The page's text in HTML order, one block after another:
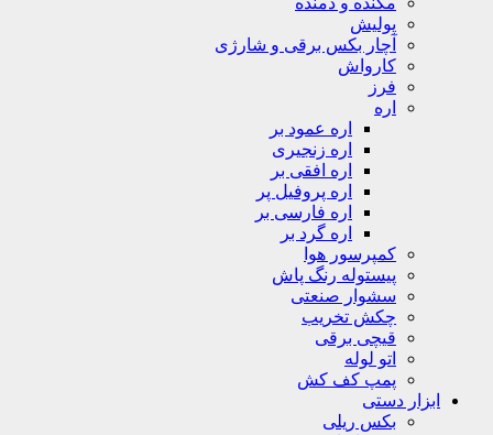
پولیش
آچار بکس برقی و شارژی
کارواش
فرز
اره
اره عمود بر
اره زنجیری
اره افقی بر
اره پروفیل پر
اره فارسی بر
اره گرد بر
کمپرسور هوا
پیستوله رنگ پاش
سشوار صنعتی
چکش تخریب
قیچی برقی
اتو لوله
پمپ کف کش
ابزار دستی
بکس ریلی